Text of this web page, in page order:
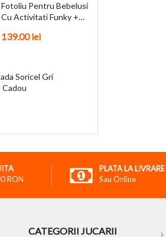
Fotoliu Pentru Bebelusi
Cu Activitati Funky +
139.00lei
Soricel Gri
Cadou
RON
PLATA LA LIVRARE
Sau Online
CATEGORII JUCARII